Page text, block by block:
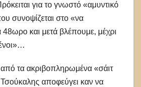
για το γνωστό «αμυντικό
συνοψίζεται στο «να
και μετά βλέπουμε, μέχρι
τα ακριβοπληρωμένα «σάιτ
αποφεύγει καν να